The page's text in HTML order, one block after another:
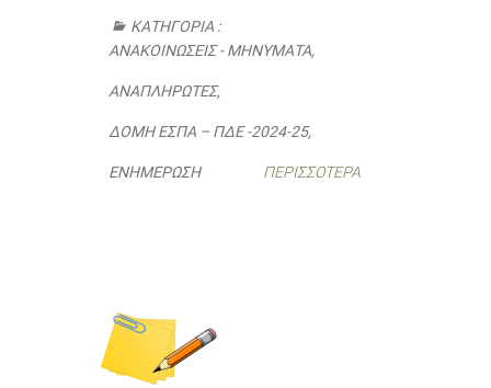
ΚΑΤΗΓΟΡΊΑ :
ΑΝΑΚΟΙΝΏΣΕΙΣ - ΜΗΝΎΜΑΤΑ,
ΑΝΑΠΛΗΡΩΤΈΣ,
ΔΟΜΉ ΕΣΠΑ – ΠΔΕ -2024-25,
ΕΝΗΜΈΡΩΣΗ ΠΕΡΙΣΣΌΤΕΡΑ